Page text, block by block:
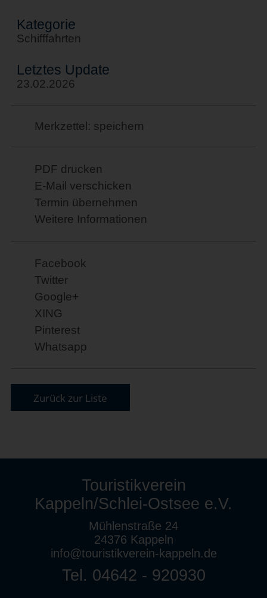
Kategorie
Schifffahrten
Letztes Update
23.02.2026
Merkzettel: speichern
PDF drucken
E-Mail verschicken
Termin übernehmen
Weitere Informationen
Facebook
Twitter
Google+
XING
Pinterest
Whatsapp
Zurück zur Liste
Touristikverein
Kappeln/Schlei-Ostsee e.V.
Mühlenstraße 24
24376 Kappeln
info@touristikverein-kappeln.de
Tel. 04642 - 920930